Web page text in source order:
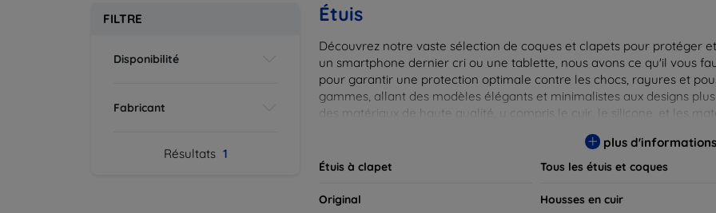
FILTRE
Disponibilité
Fabricant
Résultats 1
Étuis
Découvrez notre vaste sélection de coques et clapets pour protéger
un smartphone dernier cri ou une tablette, nous avons ce qu'il vous
pour garantir une protection optimale contre les chocs, rayures et
gammes, allant des modèles élégants et minimalistes aux designs
des matériaux de haute qualité, y compris le cuir, le silicone, et les
plus d'informations
Étuis à clapet Tous les étuis et coques
Original Housses en cuir